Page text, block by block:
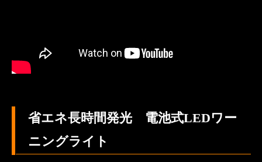
省エネ長時間発光 電池式LEDワー
ニングライト